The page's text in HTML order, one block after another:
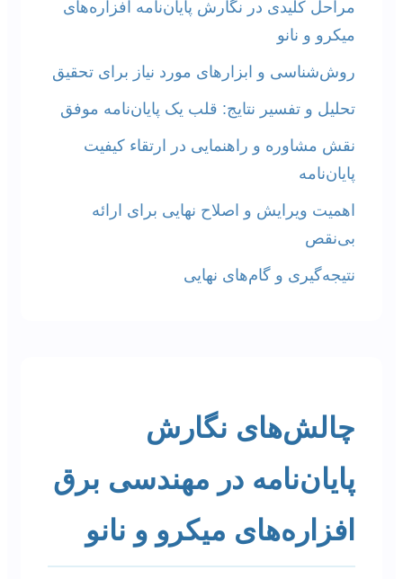
مراحل کلیدی در نگارش پایان‌نامه افزاره‌های
میکرو و نانو
روش‌شناسی و ابزارهای مورد نیاز برای تحقیق
تحلیل و تفسیر نتایج: قلب یک پایان‌نامه موفق
نقش مشاوره و راهنمایی در ارتقاء کیفیت
پایان‌نامه
اهمیت ویرایش و اصلاح نهایی برای ارائه
بی‌نقص
نتیجه‌گیری و گام‌های نهایی
چالش‌های نگارش
پایان‌نامه در مهندسی برق
افزاره‌های میکرو و نانو